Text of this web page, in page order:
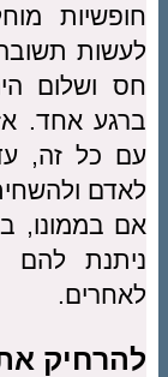
חופשיות
לעשות תשובה.
חס ושלום
ברגע אחד. אז
עם כל זה,
לאדם ולהשחית
אם בממונו,
ניתנת להם
לאחרים.
להרחיק